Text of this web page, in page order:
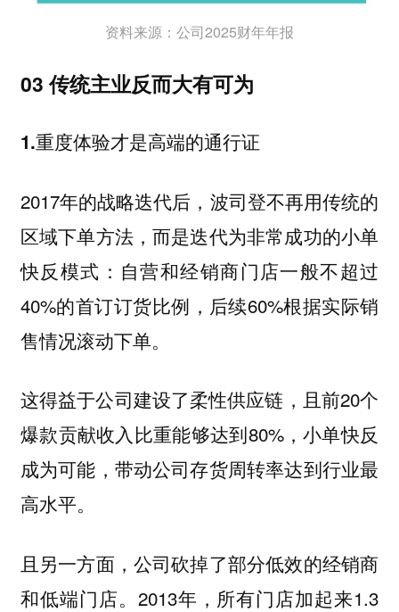
资料来源：公司2025财年年报
03 传统主业反而大有可为
1.重度体验才是高端的通行证
2017年的战略迭代后，波司登不再用传统的
区域下单方法，而是迭代为非常成功的小单
快反模式：自营和经销商门店一般不超过
40%的首订订货比例，后续60%根据实际销
售情况滚动下单。
这得益于公司建设了柔性供应链，且前20个
爆款贡献收入比重能够达到80%，小单快反
成为可能，带动公司存货周转率达到行业最
高水平。
且另一方面，公司砍掉了部分低效的经销商
和低端门店。2013年，所有门店加起来1.3